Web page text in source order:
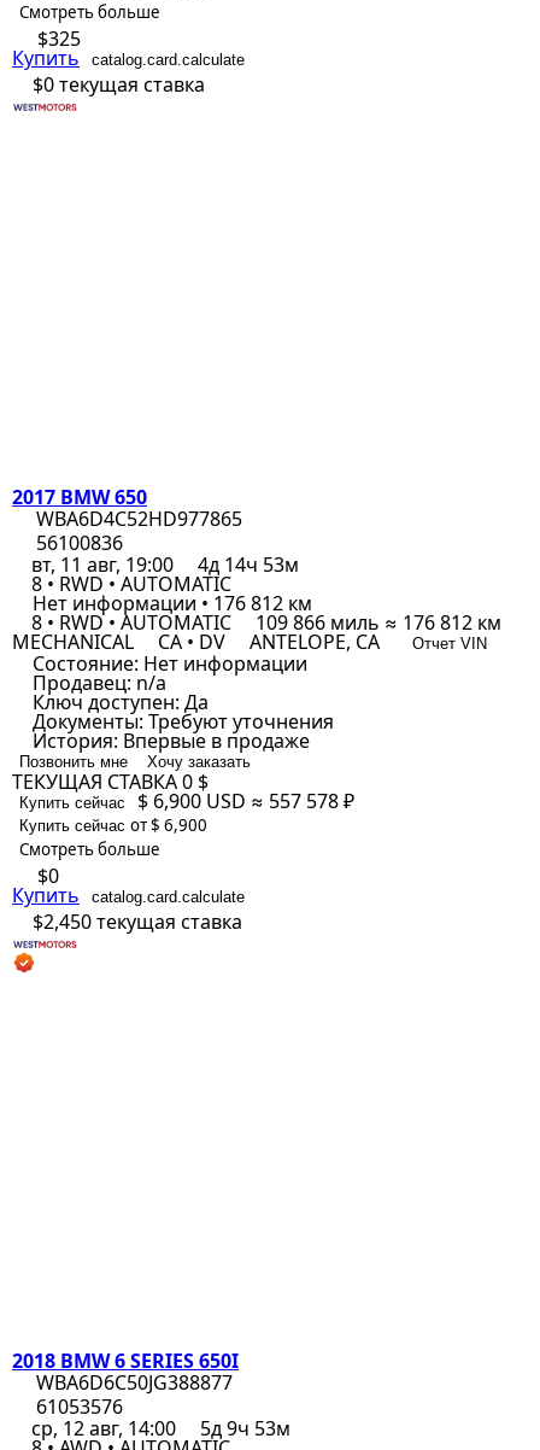
Смотреть больше
$325
Купить catalog.card.calculate
$0текущая ставка
2017 BMW 650
WBA6D4C52HD977865
56100836
вт, 11 авг, 19:00
4д 14ч 53м
8 • RWD • AUTOMATIC
Нет информации • 176 812 км
8 • RWD • AUTOMATIC 109 866 миль ≈ 176 812 км
MECHANICAL CA • DV ANTELOPE, CA Отчет VIN
Состояние: Нет информации
Продавец: n/a
Ключ доступен: Да
Документы: Требуют уточнения
История: Впервые в продаже
Позвонить мне Хочу заказать
ТЕКУЩАЯ СТАВКА0 $
Купить сейчас $ 6,900 USD ≈ 557 578 ₽
Купить сейчас от $ 6,900
Смотреть больше
$0
Купить catalog.card.calculate
$2,450текущая ставка
2018 BMW 6 SERIES 650I
WBA6D6C50JG388877
61053576
ср, 12 авг, 14:00
5д 9ч 53м